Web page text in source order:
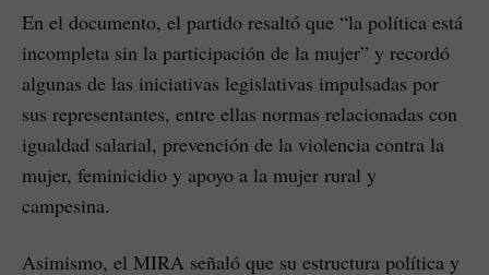
En el documento, el partido resaltó que “la política está
incompleta sin la participación de la mujer” y recordó
algunas de las iniciativas legislativas impulsadas por
sus representantes, entre ellas normas relacionadas con
igualdad salarial, prevención de la violencia contra la
mujer, feminicidio y apoyo a la mujer rural y
campesina.
Asimismo, el MIRA señaló que su estructura política y